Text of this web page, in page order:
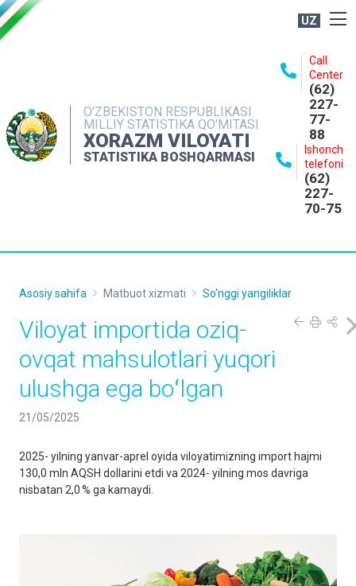
UZ
O'ZBEKISTON RESPUBLIKASI
MILLIY STATISTIKA QO'MITASI
XORAZM VILOYATI
STATISTIKA BOSHQARMASI
Call
Center
(62)
227-
77-
88
Ishonch
telefoni
(62)
227-
70-75
NASHRLAR
INTERAKTIV XIZMATLAR
MATBUOT XIZMATI
Asosiy sahifa Matbuot xizmati So'nggi yangiliklar
Viloyat importida oziq-
ovqat mahsulotlari yuqori
ulushga ega boʻlgan
21/05/2025
2025- yilning yanvar-aprel oyida viloyatimizning import hajmi
130,0 mln AQSH dollarini etdi va 2024- yilning mos davriga
nisbatan 2,0 % ga kamaydi.